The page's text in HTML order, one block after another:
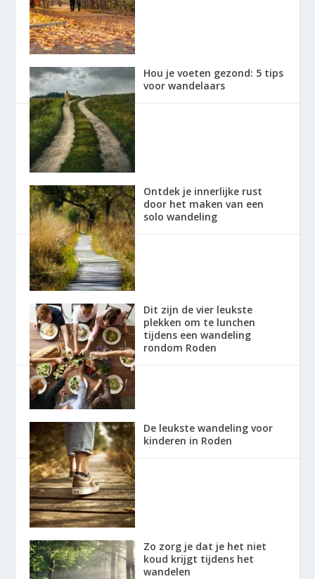
Hou je voeten gezond: 5 tips
voor wandelaars
Ontdek je innerlijke rust
door het maken van een
solo wandeling
Dit zijn de vier leukste
plekken om te lunchen
tijdens een wandeling
rondom Roden
De leukste wandeling voor
kinderen in Roden
Zo zorg je dat je het niet
koud krijgt tijdens het
wandelen